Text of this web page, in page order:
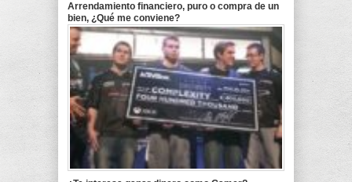
Arrendamiento financiero, puro o compra de un
bien, ¿Qué me conviene?